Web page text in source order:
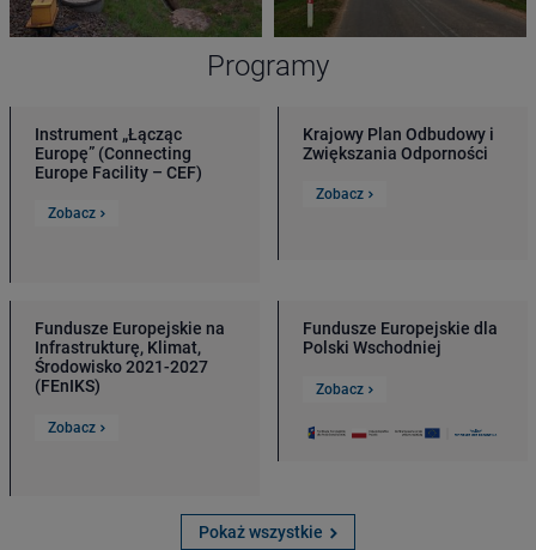
Programy
Instrument „Łącząc
Europę” (Connecting
Europe Facility – CEF)
Zobacz
Krajowy Plan Odbudowy i
Zwiększania Odporności
Zobacz
Fundusze Europejskie na
Infrastrukturę, Klimat,
Środowisko 2021-2027
(FEnIKS)
Zobacz
Fundusze Europejskie dla
Polski Wschodniej
Zobacz
Pokaż wszystkie